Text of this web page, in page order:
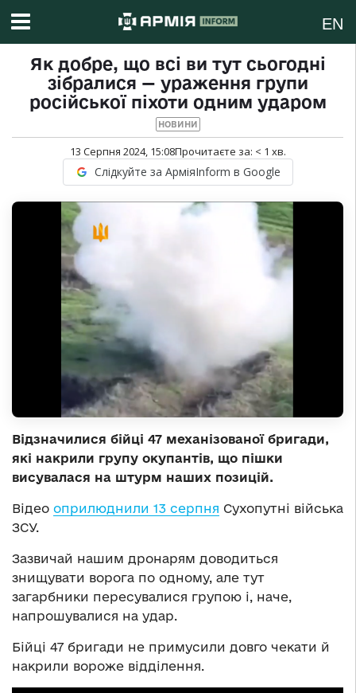
EN
Як добре, що всі ви тут сьогодні
зібралися — ураження групи
російської піхоти одним ударом
НОВИНИ
13 Серпня 2024, 15:08Прочитаєте за: < 1 хв.
Слідкуйте за АрміяInform в Google
Відзначилися бійці 47 механізованої бригади,
які накрили групу окупантів, що пішки
висувалася на штурм наших позицій.
Відео оприлюднили 13 серпня Сухопутні війська
ЗСУ.
Зазвичай нашим дронарям доводиться
знищувати ворога по одному, але тут
загарбники пересувалися групою і, наче,
напрошувалися на удар.
Бійці 47 бригади не примусили довго чекати й
накрили вороже відділення.